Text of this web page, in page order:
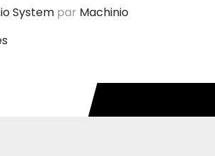
System par Machinio